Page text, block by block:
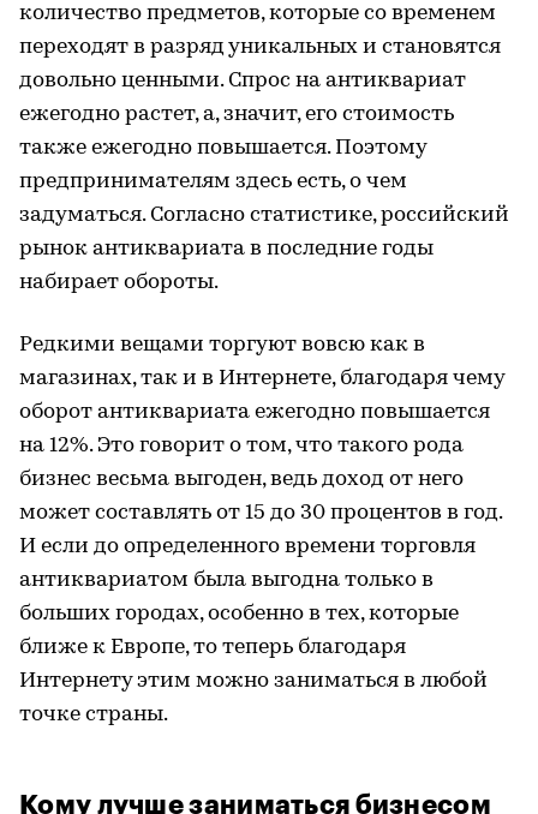
количество предметов, которые со временем
переходят в разряд уникальных и становятся
довольно ценными. Спрос на антиквариат
ежегодно растет, а, значит, его стоимость
также ежегодно повышается. Поэтому
предпринимателям здесь есть, о чем
задуматься. Согласно статистике, российский
рынок антиквариата в последние годы
набирает обороты.
Редкими вещами торгуют вовсю как в
магазинах, так и в Интернете, благодаря чему
оборот антиквариата ежегодно повышается
на 12%. Это говорит о том, что такого рода
бизнес весьма выгоден, ведь доход от него
может составлять от 15 до 30 процентов в год.
И если до определенного времени торговля
антиквариатом была выгодна только в
больших городах, особенно в тех, которые
ближе к Европе, то теперь благодаря
Интернету этим можно заниматься в любой
точке страны.
Кому лучше заниматься бизнесом